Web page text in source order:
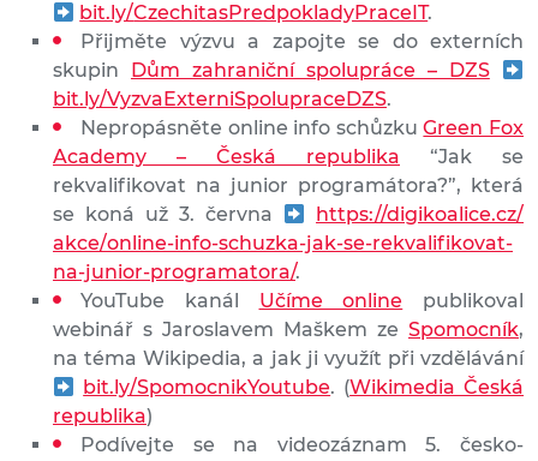
bit.ly/CzechitasPredpokladyPraceIT.
Přijměte výzvu a zapojte se do externích
skupin
Dům zahraniční spolupráce – DZS
bit.ly/VyzvaExterniSpolupraceDZS.
Nepropásněte online info schůzkuGreen Fox
Academy – Česká republika “Jak se
rekvalifikovat na junior programátora?”, která
se koná už 3. června
https://digikoalice.cz/
akce/online-info-schuzka-jak-se-rekvalifikovat-
na-junior-programatora/.
YouTube kanál Učíme online publikoval
webinář s Jaroslavem Maškem ze Spomocník,
na téma Wikipedia, a jak ji využít při vzdělávání
bit.ly/SpomocnikYoutube. (Wikimedia Česká
republika)
Podívejte se na videozáznam 5. česko-